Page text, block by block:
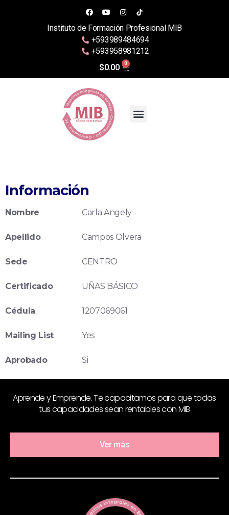
Instituto de Formación Profesional MIB
+593989484694
+593958981212
$0.00 0
Información
Nombre Carla Angely
Apellido Campos Olvera
Sede CENTRO
Certificado UÑAS BÁSICO
Cédula 1207069061
Mailing List Yes
Aprobado Si
Aprende y Emprende. Te capacitamos para que todas
tus capacidades sean rentables con MIB
Ver más